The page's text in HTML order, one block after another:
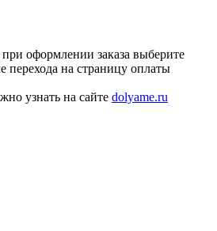
оформлении заказа выберите
перехода на страницу оплаты
узнать на сайте dolyame.ru